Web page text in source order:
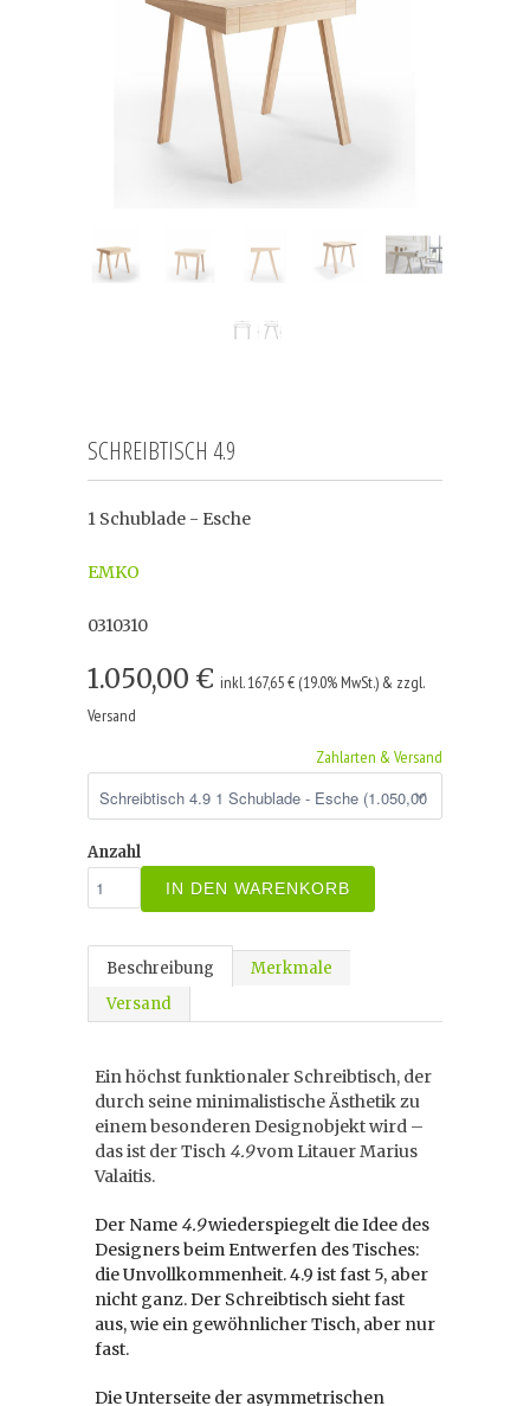
SCHREIBTISCH 4.9
1 Schublade - Esche
EMKO
0310310
1.050,00 € inkl. 167,65 € (19.0% MwSt.) & zzgl.
Versand
Zahlarten & Versand
Anzahl
IN DEN WARENKORB
Beschreibung
Merkmale
Versand
Ein höchst funktionaler Schreibtisch, der
durch seine minimalistische Ästhetik zu
einem besonderen Designobjekt wird –
das ist der Tisch 4.9vom Litauer Marius
Valaitis.
Der Name 4.9wiederspiegelt die Idee des
Designers beim Entwerfen des Tisches:
die Unvollkommenheit. 4.9 ist fast 5, aber
nicht ganz. Der Schreibtisch sieht fast
aus, wie ein gewöhnlicher Tisch, aber nur
fast.
Die Unterseite der asymmetrischen